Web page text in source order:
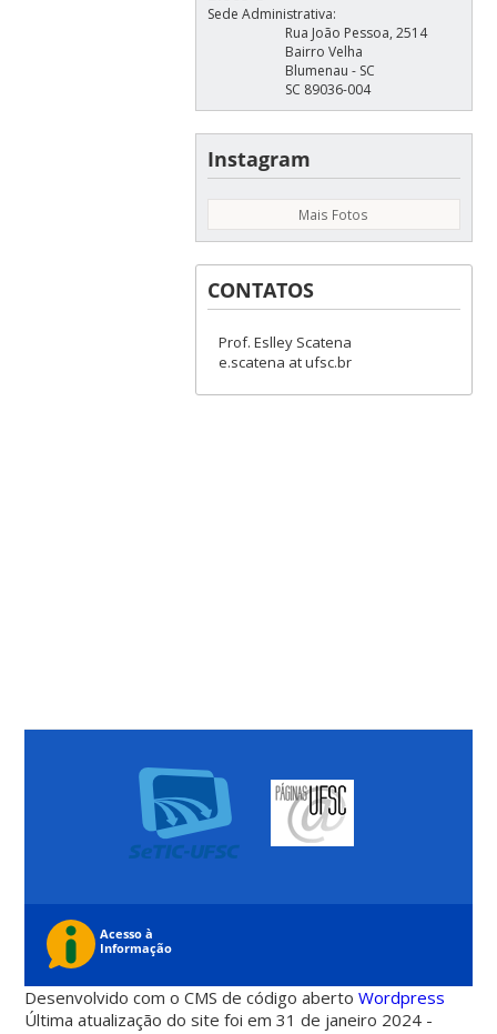
Sede Administrativa:
Rua João Pessoa, 2514
Bairro Velha
Blumenau - SC
SC 89036-004
Instagram
Mais Fotos
CONTATOS
Prof. Eslley Scatena
e.scatena at ufsc.br
Desenvolvido com o CMS de código abertoWordpress
Última atualização do site foi em 31 de janeiro 2024 -